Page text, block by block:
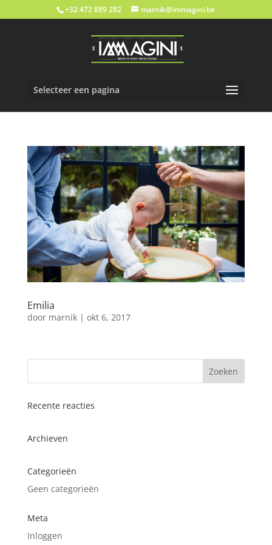
+32 472 889 282 marnik@immagini.be
Selecteer een pagina
Emilia
door marnik| okt 6, 2017
Recente reacties
Archieven
Categorieën
Geen categorieën
Meta
Inloggen